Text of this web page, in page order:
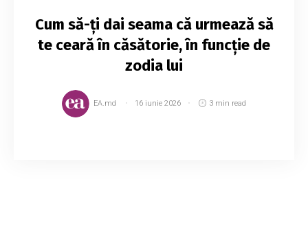
Cum să-ți dai seama că urmează să
te ceară în căsătorie, în funcție de
zodia lui
EA.md 16 iunie 2026 3 min read